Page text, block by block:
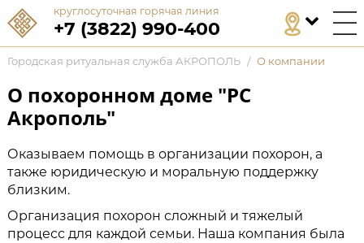
круглосуточная горячая линия
+7 (3822) 990-400
Городская ритуальная служба АКРОПОЛЬ / О компании
О похоронном доме "РС
Акрополь"
Оказываем помощь в организации похорон, а
также юридическую и моральную поддержку
близким.
Организация похорон сложный и тяжелый
процесс для каждой семьи. Наша компания была